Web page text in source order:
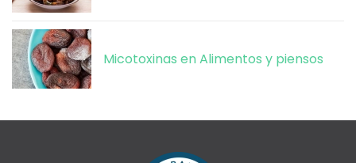
Micotoxinas en Alimentos y piensos